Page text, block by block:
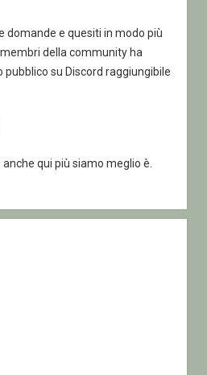
domande e quesiti in modo più
della community ha
su Discord raggiungibile
qui più siamo meglio è.